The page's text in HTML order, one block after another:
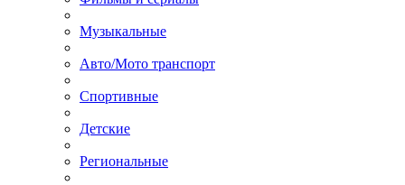
Музыкальные
Авто/Мото транспорт
Спортивные
Детские
Региональные